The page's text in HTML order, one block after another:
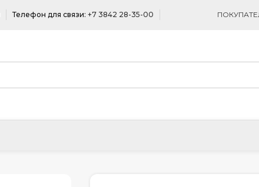
Телефон для связи: +7 3842 28-35-00